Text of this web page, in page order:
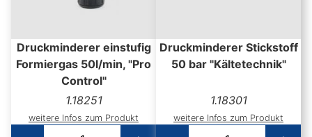
Druckminderer einstufig
Formiergas 50l/min, "Pro
Control"
1.18251
weitere Infos zum Produkt
Druckminderer Stickstoff
50 bar "Kältetechnik"
1.18301
weitere Infos zum Produkt